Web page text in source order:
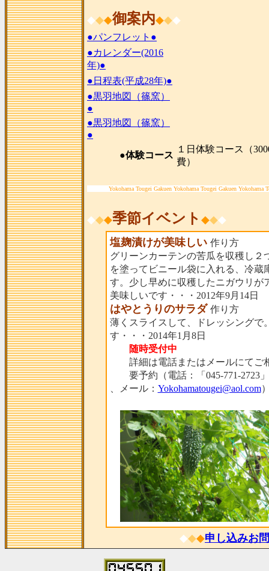
◆◆◆御案内◆◆◆
●パンフレット●
●カレンダー(2016
年)●
●日程表(平成28年)●
●黒羽地図（篠窯）
●
●黒羽地図（篠窯）
●
●体験コース
１日体験コース（
費）
Yokohama Tougei Gakuen Yokohama Tougei Gakuen Yokohama
◆◆◆季節イベント ◆◆◆
塩麹漬けが美味しい 作り方
グリーンカーテンの苦瓜を収穫し
を塗ってビニール袋に入れる、冷
す。少し早めに収穫したニガウリが
美味しいです・・・2012年9月14日
はやとうりのサラダ 作り方
薄くスライスして、ドレッシングで
す・・・2014年1月8日
随時受付中
詳細は電話またはメールにてご
要予約（電話：「045-771-2723」
、メール： Yokohamatougei@aol.com
◆◆◆申し込みお